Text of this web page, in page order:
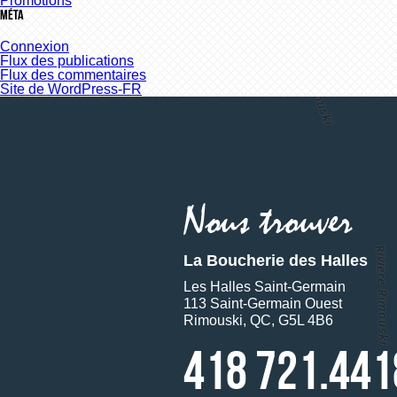
Méta
Connexion
Flux des publications
Flux des commentaires
Site de WordPress-FR
La Boucherie des Halles
Les Halles Saint-Germain
113 Saint-Germain Ouest
Rimouski, QC, G5L 4B6
418